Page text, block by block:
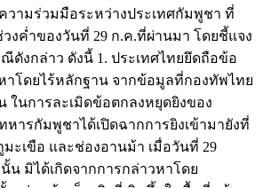
วามร่วมมือระหว่างประเทศกัมพูชา ที่
งค่ำของวันที่ 29 ก.ค.ที่ผ่านมา โดยชี้แจง
ดังกล่าว ดังนี้ 1. ประเทศไทยยึดถือข้อ
าโดยไร้หลักฐาน จากข้อมูลที่กองทัพไทย
ในการละเมิดข้อตกลงหยุดยิงของ
ารกัมพูชาได้เปิดฉากการยิงเข้ามายังที่
ะเขือ และช่องอานม้า เมื่อวันที่ 29
นั้น มิได้เกิดจากการกล่าวหาโดย